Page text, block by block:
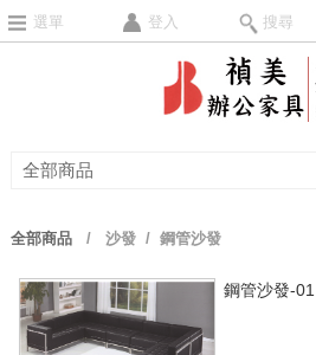
選單 登入 搜尋
全部商品
全部商品/ 沙發/ 鋼管沙發
鋼管沙發-01